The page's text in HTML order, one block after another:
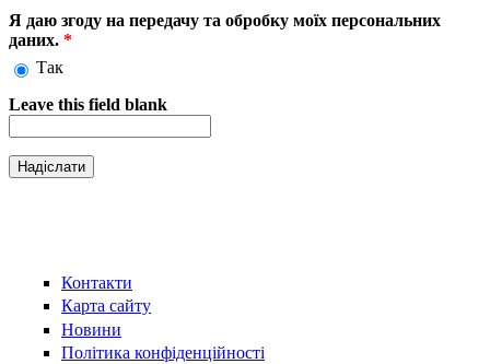
Я даю згоду на передачу та обробку моїх персональних
даних. *
Так
Leave this field blank
Контакти
Карта сайту
Новини
Політика конфіденційності